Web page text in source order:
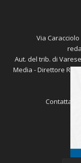
Via Caracciolo
Aut. del trib. di
Media - Direttore
Contattaci: